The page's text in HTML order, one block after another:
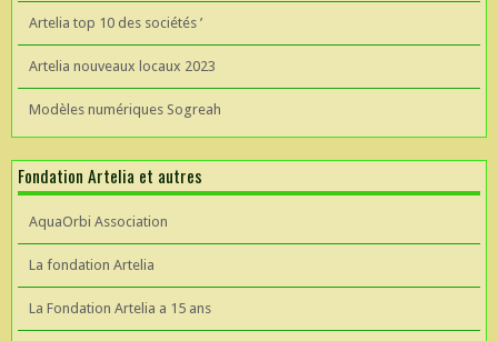
Artelia top 10 des sociétés ’
Artelia nouveaux locaux 2023
Modèles numériques Sogreah
Fondation Artelia et autres
AquaOrbi Association
La fondation Artelia
La Fondation Artelia a 15 ans